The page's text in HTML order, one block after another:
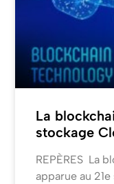
La
stockage
REPÈRES La
apparue au